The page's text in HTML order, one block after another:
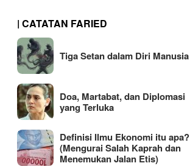
| CATATAN FARIED
Tiga Setan dalam Diri Manusia
Doa, Martabat, dan Diplomasi
yang Terluka
Definisi Ilmu Ekonomi itu apa?
(Mengurai Salah Kaprah dan
Menemukan Jalan Etis)